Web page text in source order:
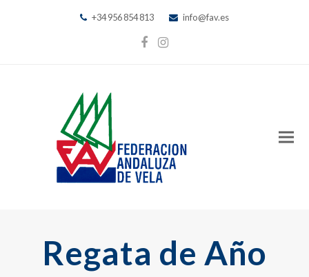
+34 956 854 813 info@fav.es
Facebook
Instagram
Regata de Año